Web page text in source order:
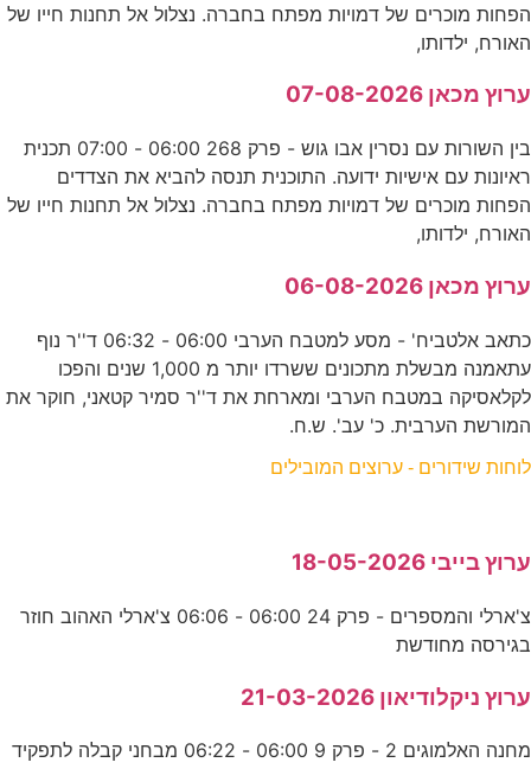
הפחות מוכרים של דמויות מפתח בחברה. נצלול אל תחנות חייו של
האורח, ילדותו,
ערוץ מכאן 07-08-2026
בין השורות עם נסרין אבו גוש - פרק 268 06:00 - 07:00 תכנית
ראיונות עם אישיות ידועה. התוכנית תנסה להביא את הצדדים
הפחות מוכרים של דמויות מפתח בחברה. נצלול אל תחנות חייו של
האורח, ילדותו,
ערוץ מכאן 06-08-2026
כתאב אלטביח' - מסע למטבח הערבי 06:00 - 06:32 ד''ר נוף
עתאמנה מבשלת מתכונים ששרדו יותר מ 1,000 שנים והפכו
לקלאסיקה במטבח הערבי ומארחת את ד''ר סמיר קטאני, חוקר את
המורשת הערבית. כ' עב'. ש.ח.
לוחות שידורים - ערוצים המובילים
ערוץ בייבי 18-05-2026
צ'ארלי והמספרים - פרק 24 06:00 - 06:06 צ'ארלי האהוב חוזר
בגירסה מחודשת
ערוץ ניקלודיאון 21-03-2026
מחנה האלמוגים 2 - פרק 9 06:00 - 06:22 מבחני קבלה לתפקיד